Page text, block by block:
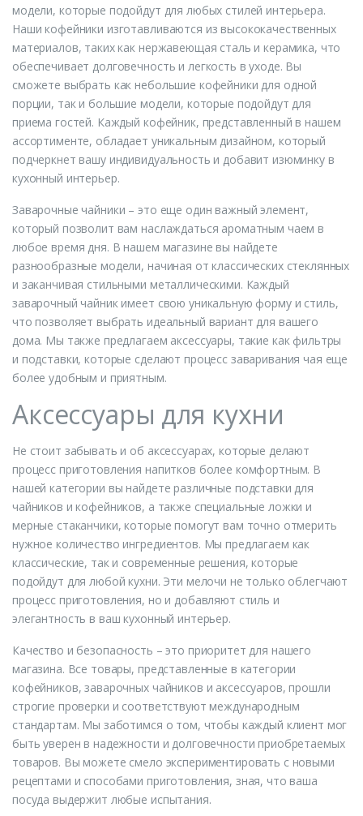
модели, которые подойдут для любых стилей интерьера.
Наши кофейники изготавливаются из высококачественных
материалов, таких как нержавеющая сталь и керамика, что
обеспечивает долговечность и легкость в уходе. Вы
сможете выбрать как небольшие кофейники для одной
порции, так и большие модели, которые подойдут для
приема гостей. Каждый кофейник, представленный в нашем
ассортименте, обладает уникальным дизайном, который
подчеркнет вашу индивидуальность и добавит изюминку в
кухонный интерьер.
Заварочные чайники – это еще один важный элемент,
который позволит вам наслаждаться ароматным чаем в
любое время дня. В нашем магазине вы найдете
разнообразные модели, начиная от классических стеклянных
и заканчивая стильными металлическими. Каждый
заварочный чайник имеет свою уникальную форму и стиль,
что позволяет выбрать идеальный вариант для вашего
дома. Мы также предлагаем аксессуары, такие как фильтры
и подставки, которые сделают процесс заваривания чая еще
более удобным и приятным.
Аксессуары для кухни
Не стоит забывать и об аксессуарах, которые делают
процесс приготовления напитков более комфортным. В
нашей категории вы найдете различные подставки для
чайников и кофейников, а также специальные ложки и
мерные стаканчики, которые помогут вам точно отмерить
нужное количество ингредиентов. Мы предлагаем как
классические, так и современные решения, которые
подойдут для любой кухни. Эти мелочи не только облегчают
процесс приготовления, но и добавляют стиль и
элегантность в ваш кухонный интерьер.
Качество и безопасность – это приоритет для нашего
магазина. Все товары, представленные в категории
кофейников, заварочных чайников и аксессуаров, прошли
строгие проверки и соответствуют международным
стандартам. Мы заботимся о том, чтобы каждый клиент мог
быть уверен в надежности и долговечности приобретаемых
товаров. Вы можете смело экспериментировать с новыми
рецептами и способами приготовления, зная, что ваша
посуда выдержит любые испытания.